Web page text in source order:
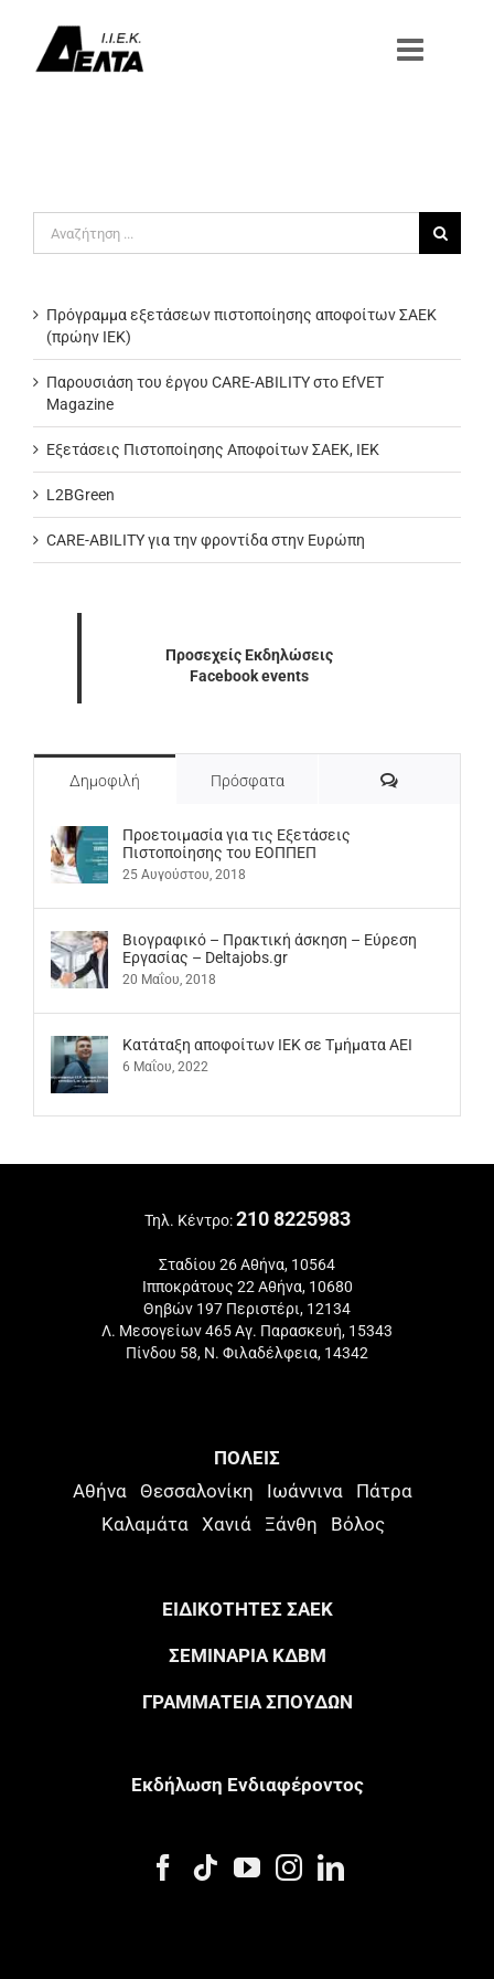
περιεχόμενο
για:
Πρόγραμμα εξετάσεων πιστοποίησης αποφοίτων ΣΑΕΚ
(πρώην ΙΕΚ)
Παρουσιάση του έργου CARE-ABILITY στο EfVET
Magazine
Εξετάσεις Πιστοποίησης Αποφοίτων ΣΑΕΚ, ΙΕΚ
L2BGreen
CARE-ABILITY για την φροντίδα στην Ευρώπη
Προσεχείς Εκδηλώσεις
Facebook events
Δημοφιλή Πρόσφατα Σχόλια
Προετοιμασία για τις Εξετάσεις
Πιστοποίησης του ΕΟΠΠΕΠ
25 Αυγούστου, 2018
Βιογραφικό – Πρακτική άσκηση – Εύρεση
Εργασίας – Deltajobs.gr
20 Μαΐου, 2018
Kατάταξη αποφοίτων ΙΕΚ σε Τμήματα ΑΕΙ
6 Μαΐου, 2022
Τηλ. Κέντρο:210 8225983
Σταδίου 26 Αθήνα, 10564
Ιπποκράτους 22 Αθήνα, 10680
Θηβών 197 Περιστέρι, 12134
Λ. Μεσογείων 465 Αγ. Παρασκευή, 15343
Πίνδου 58, Ν. Φιλαδέλφεια, 14342
ΠΟΛΕΙΣ
Αθήνα Θεσσαλονίκη Ιωάννινα
Πάτρα
Καλαμάτα
Χανιά Ξάνθη Βόλος
ΕΙΔΙΚΟΤΗΤΕΣ ΣΑΕΚ
ΣΕΜΙΝΑΡΙΑ ΚΔΒΜ
ΓΡΑΜΜΑΤΕΙΑ ΣΠΟΥΔΩΝ
Eκδήλωση Eνδιαφέροντος